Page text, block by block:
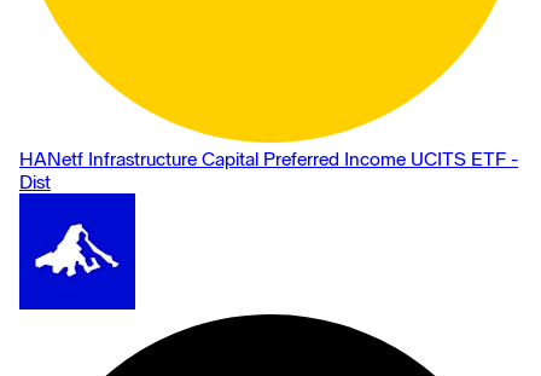
HANetf Infrastructure Capital Preferred Income UCITS ETF -
Dist